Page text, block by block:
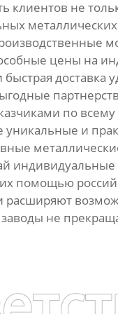
клиентов не
цены на
по
уникальные и
индивидуальные
помощью
заводы не